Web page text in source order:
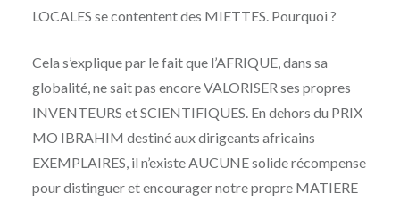
LOCALES se contentent des MIETTES. Pourquoi ?
Cela s’explique par le fait que l’AFRIQUE, dans sa
globalité, ne sait pas encore VALORISER ses propres
INVENTEURS et SCIENTIFIQUES. En dehors du PRIX
MO IBRAHIM destiné aux dirigeants africains
EXEMPLAIRES, il n’existe AUCUNE solide récompense
pour distinguer et encourager notre propre MATIERE